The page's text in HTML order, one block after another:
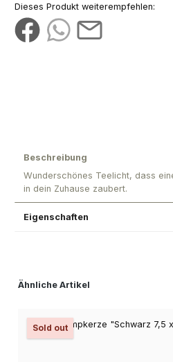
Dieses Produkt weiterempfehlen:
Beschreibung
Wunderschönes Teelicht, dass
in dein Zuhause zaubert.
Eigenschaften
Produktgalerie überspringen
Ähnliche Artikel
Sold out